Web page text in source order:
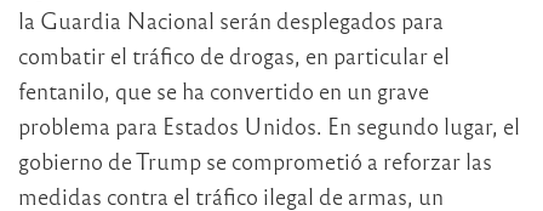
la Guardia Nacional serán desplegados para
combatir el tráfico de drogas, en particular el
fentanilo, que se ha convertido en un grave
problema para Estados Unidos. En segundo lugar, el
gobierno de Trump se comprometió a reforzar las
medidas contra el tráfico ilegal de armas, un